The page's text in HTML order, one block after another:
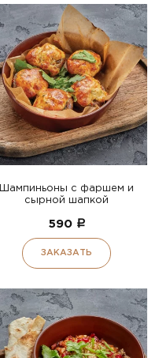
Шампиньоны с фаршем и
сырной шапкой
590 a
ЗАКАЗАТЬ